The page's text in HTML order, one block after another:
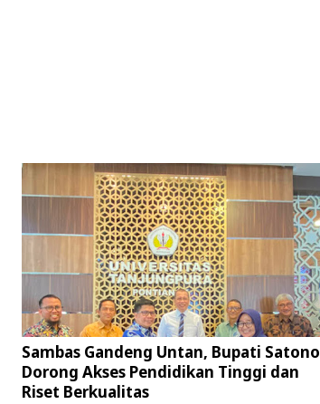
Sambas Gandeng Untan, Bupati Satono
Dorong Akses Pendidikan Tinggi dan
Riset Berkualitas